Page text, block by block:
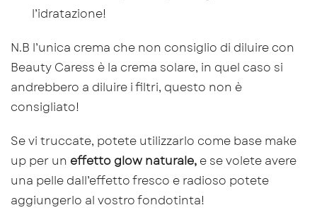
l’idratazione!
N.B l’unica crema che non consiglio di diluire con
Beauty Caress è la crema solare, in quel caso si
andrebbero a diluire i filtri, questo non è
consigliato!
Se vi truccate, potete utilizzarlo come base make
up per un effetto glow naturale, e se volete avere
una pelle dall’effetto fresco e radioso potete
aggiungerlo al vostro fondotinta!